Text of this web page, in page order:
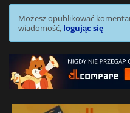
Możesz opublikować
wiadomość, logując się